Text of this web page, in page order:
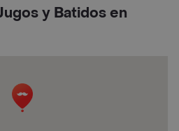
y Batidos en